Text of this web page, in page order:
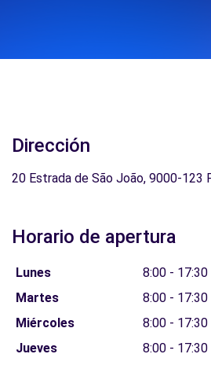
Dirección
20 Estrada de São João, 9000-123
Horario de apertura
Lunes
8:00 - 17:30
Martes
8:00 - 17:30
Miércoles
8:00 - 17:30
Jueves
8:00 - 17:30